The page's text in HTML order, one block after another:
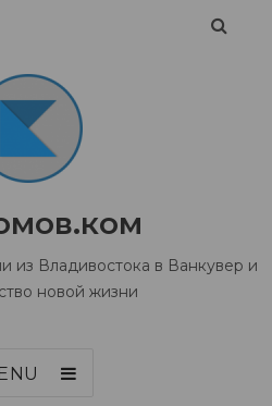
из Владивостока в Ванкувер и
новой жизни